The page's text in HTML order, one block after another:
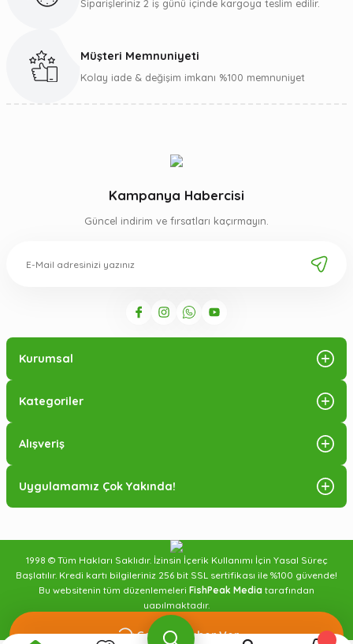
Gönder
Gelince Haber Ver
Siparişleriniz 2 iş günü içinde kargoya teslim edilir.
Müşteri Memnuniyeti
Kolay iade & değişim imkanı %100 memnuniyet
Kampanya Habercisi
Güncel indirim ve fırsatları kaçırmayın.
Kurumsal
Kategoriler
Alışveriş
Uygulamamız Çok Yakında!
1998 © Tüm Hakları Saklıdır. İzinsin İçerik Kullanımı İçin Yasal Süreç
Başlatılır. Kredi kartı bilgileriniz 256 bit SSL sertifikası ile %100 güvende!
Bu websitenin tüm düzenlemeleri FishPeak Media tarafından
yapılmaktadır.
Sipariş Takibi Blog Yazılarıİletişim